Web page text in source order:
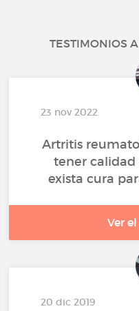
TESTIMONIOS
23 nov 2022
Artritis
tener calidad
exista cura
Ver
20 dic 2019